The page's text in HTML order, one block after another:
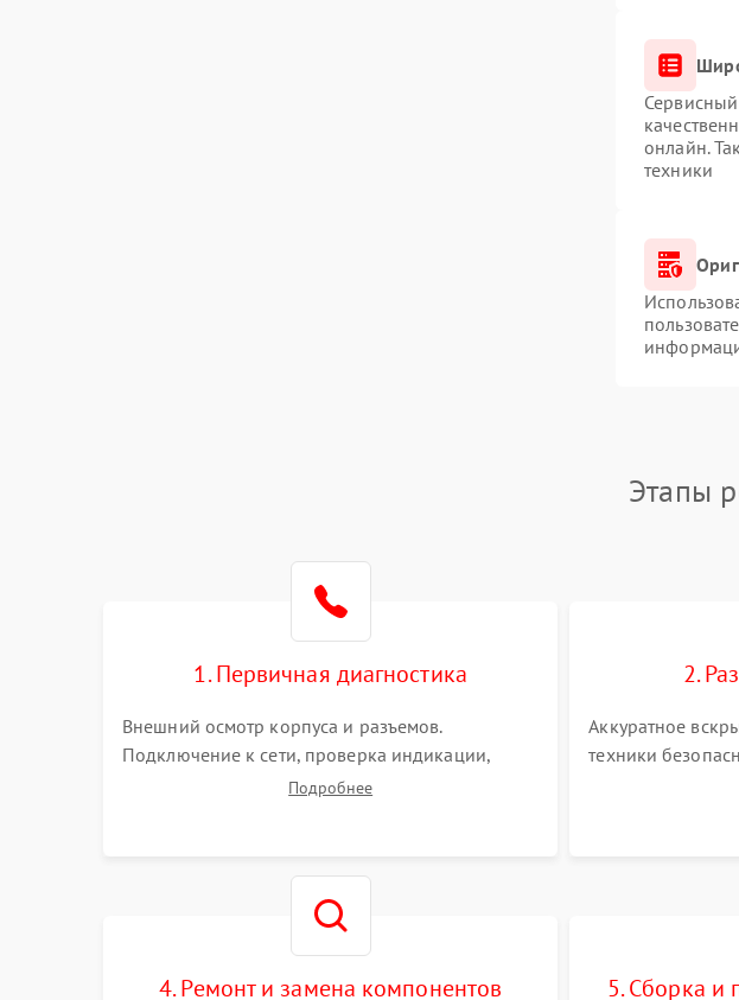
Сервисный
онлайн.
техники
Этапы
1. Первичная диагностика
Внешний осмотр корпуса и разъемов.
Подключение к сети, проверка индикации,
звуковых сигналов и кодов ошибок. Измерение
Подробнее
2.
Аккуратное
техники
заряда).
4. Ремонт и замена компонентов 5. Сборка и